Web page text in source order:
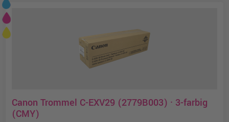
Canon Trommel C-EXV29 (2779B003) · 3-farbig
(CMY)